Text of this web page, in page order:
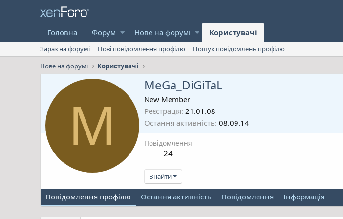
Головна Форум Нове на форумі Користувачі
Зараз на форумі Нові повідомлення профілю
Пошук повідомлень профілю
Нове на форумі
Користувачі
M
MeGa_DiGiTaL
New Member
Реєстрація 21.01.08
Остання активність 08.09.14
Повідомлення
24
Знайти
Повідомлення профілю Остання активність Повідомлення Інформація